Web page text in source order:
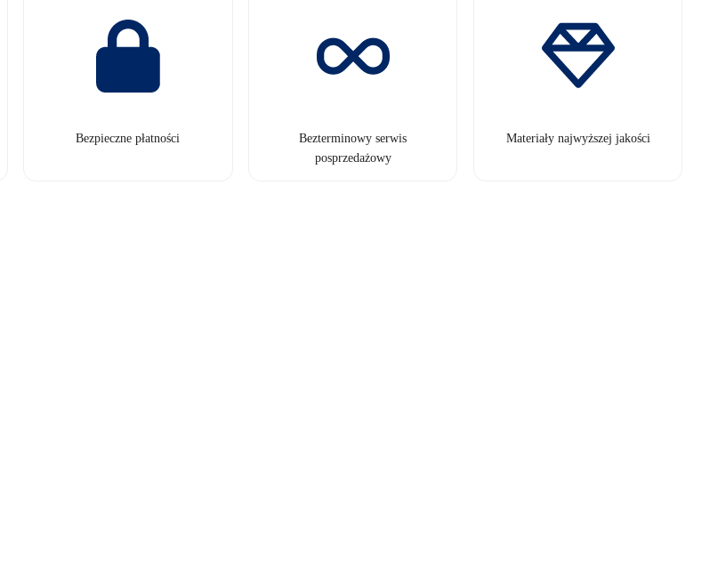
Bezpieczne płatności
Bezterminowy serwis
posprzedażowy
Materiały najwyższej jakości